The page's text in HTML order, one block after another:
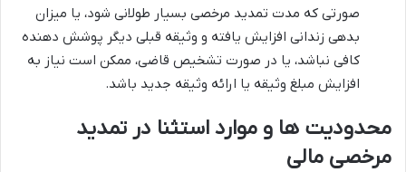
صورتی که مدت تمدید مرخصی بسیار طولانی شود، یا میزان
بدهی زندانی افزایش یافته و وثیقه قبلی دیگر پوشش دهنده
کافی نباشد، یا در صورت تشخیص قاضی، ممکن است نیاز به
افزایش مبلغ وثیقه یا ارائه وثیقه جدید باشد.
محدودیت ها و موارد استثنا در تمدید
مرخصی مالی